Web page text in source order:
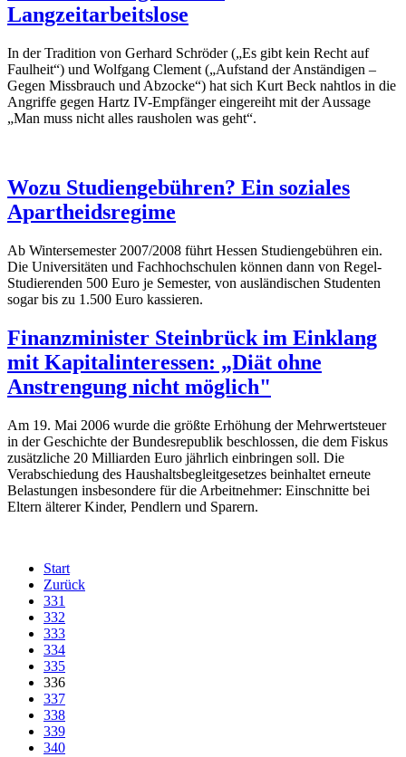
Langzeitarbeitslose
In der Tradition von Gerhard Schröder („Es gibt kein Recht auf
Faulheit“) und Wolfgang Clement („Aufstand der Anständigen –
Gegen Missbrauch und Abzocke“) hat sich Kurt Beck nahtlos in die
Angriffe gegen Hartz IV-Empfänger eingereiht mit der Aussage
„Man muss nicht alles rausholen was geht“.
Wozu Studiengebühren? Ein soziales
Apartheidsregime
Ab Wintersemester 2007/2008 führt Hessen Studiengebühren ein.
Die Universitäten und Fachhochschulen können dann von Regel-
Studierenden 500 Euro je Semester, von ausländischen Studenten
sogar bis zu 1.500 Euro kassieren.
Finanzminister Steinbrück im Einklang
mit Kapitalinteressen: „Diät ohne
Anstrengung nicht möglich"
Am 19. Mai 2006 wurde die größte Erhöhung der Mehrwertsteuer
in der Geschichte der Bundesrepublik beschlossen, die dem Fiskus
zusätzliche 20 Milliarden Euro jährlich einbringen soll. Die
Verabschiedung des Haushaltsbegleitgesetzes beinhaltet erneute
Belastungen insbesondere für die Arbeitnehmer: Einschnitte bei
Eltern älterer Kinder, Pendlern und Sparern.
Start
Zurück
331
332
333
334
335
336
337
338
339
340